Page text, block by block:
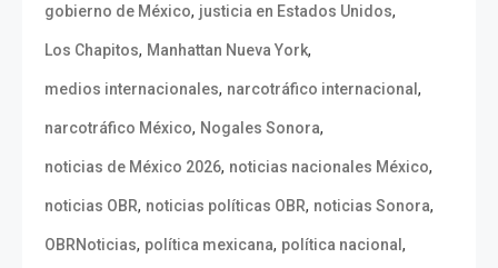
gobierno de México, justicia en Estados Unidos,
Los Chapitos, Manhattan Nueva York,
medios internacionales, narcotráfico internacional ,
narcotráfico México, Nogales Sonora,
noticias de México 2026, noticias nacionales México,
noticias OBR, noticias políticas OBR, noticias Sonora,
OBRNoticias, política mexicana, política nacional ,